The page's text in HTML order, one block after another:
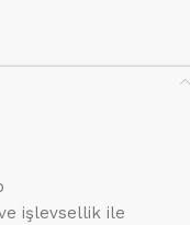
işlevsellik ile